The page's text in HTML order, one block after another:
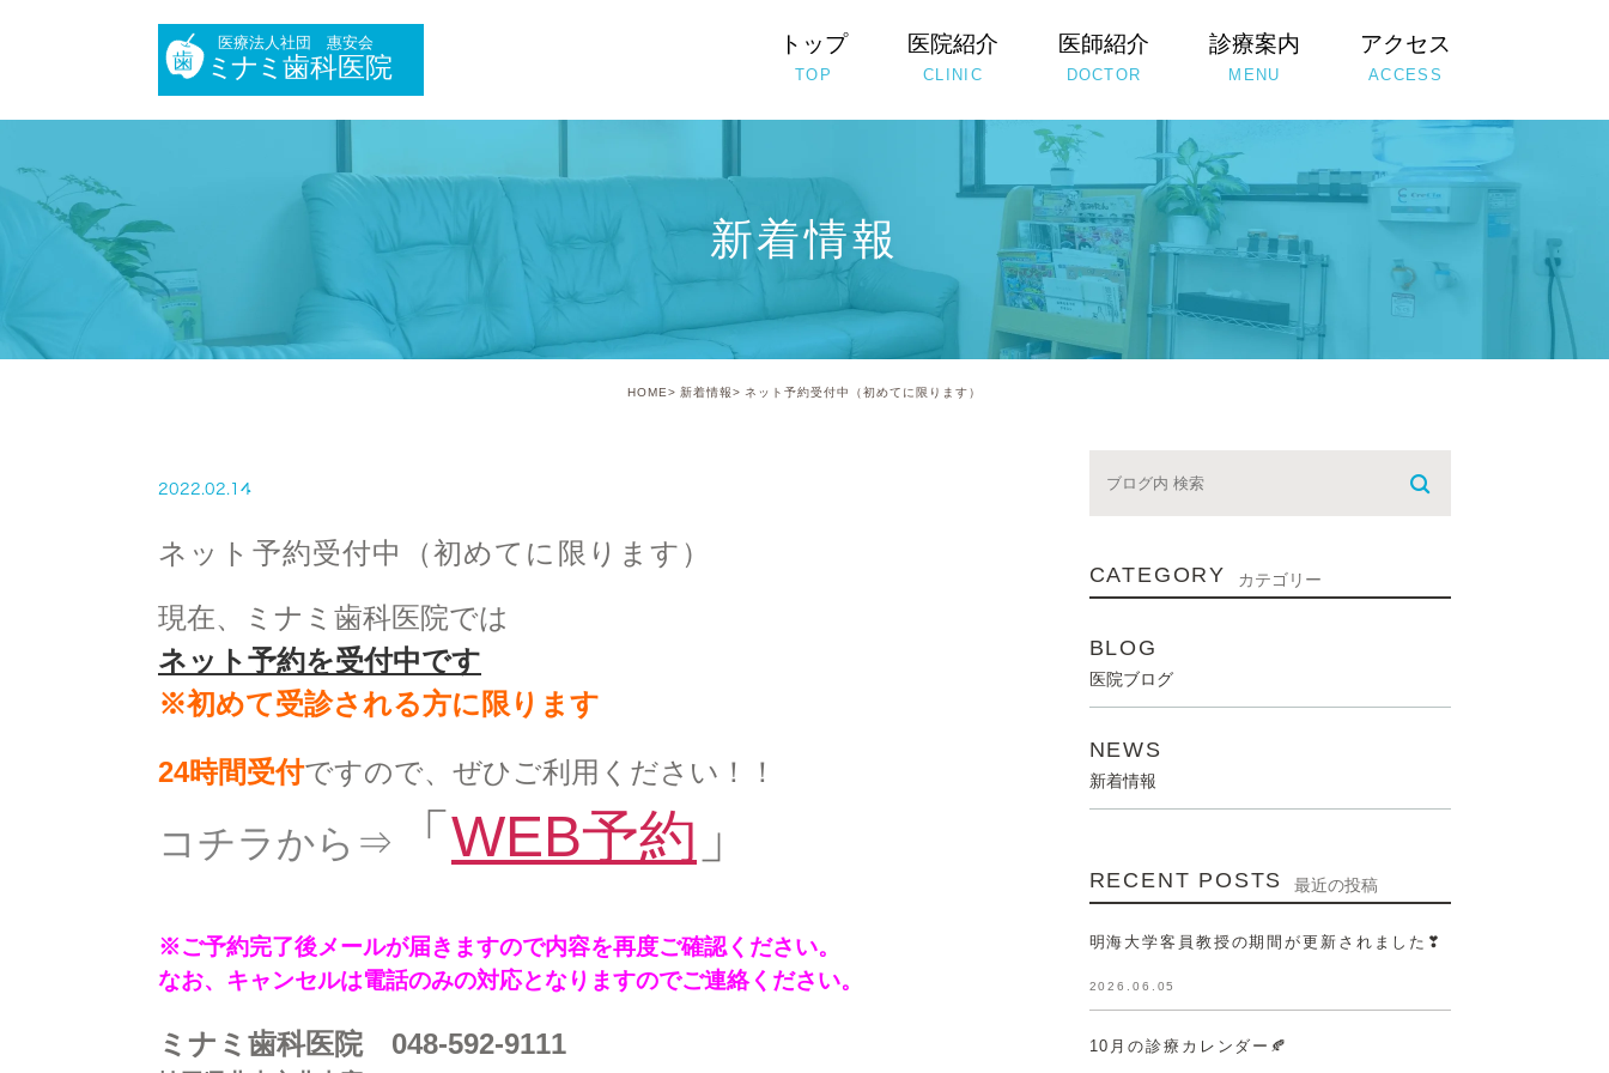
トップ
TOP
医院紹介
CLINIC
医師紹介
DOCTOR
診療案内
MENU
アクセス
ACCESS
新着情報
HOME 新着情報 ネット予約受付中（初めてに限ります）
2022.02.14
ネット予約受付中（初めてに限ります）
現在、ミナミ歯科医院では
ネット予約を受付中です
※初めて受診される方に限ります
24時間受付ですので、 ぜひご利用ください！！
コチラから⇒ 「 WEB予約 」
※ご予約完了後メールが届きますので内容を再度ご確認ください。
なお、キャンセルは電話のみの対応となりますのでご連絡ください。
ミナミ歯科医院 048-592-9111
CATEGORY カテゴリー
BLOG
医院ブログ
NEWS
新着情報
RECENT POSTS 最近の投稿
明海大学客員教授の期間が更新されました❣
2026.06.05
10月の診療カレンダー🍂